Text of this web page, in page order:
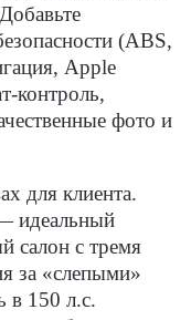
(ABS,
Apple
контроль,
фото и
для клиента.
идеальный
салон с тремя
за «слепыми»
в 150 л.с.